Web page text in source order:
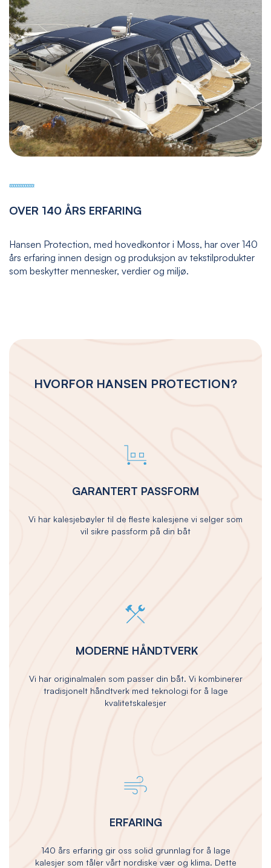
OVER 140 ÅRS ERFARING
Hansen Protection, med hovedkontor i Moss, har over 140
års erfaring innen design og produksjon av tekstilprodukter
som beskytter mennesker, verdier og miljø.
HVORFOR HANSEN PROTECTION?
GARANTERT PASSFORM
Vi har kalesjebøyler til de fleste kalesjene vi selger som
vil sikre passform på din båt
MODERNE HÅNDTVERK
Vi har originalmalen som passer din båt. Vi kombinerer
tradisjonelt håndtverk med teknologi for å lage
kvalitetskalesjer
ERFARING
140 års erfaring gir oss solid grunnlag for å lage
kalesjer som tåler vårt nordiske vær og klima. Dette